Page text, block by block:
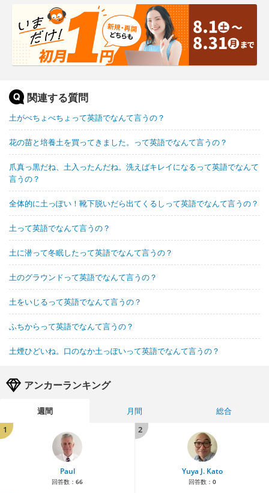
関連する質問
土がべちょべちょって英語でなんて言うの？
花の苗と培養土を買ってきました。って英語でなんて言うの？
爪真っ黒だね、土入ったんだね。洗えばキレイになるって英語でなんて
言うの？
全体的に土っぽい！靴下脱いだら出てくるしって英語でなんて言うの？
土って英語でなんて言うの？
土に潜って冬眠したって英語でなんて言うの？
土のグラウンドって英語でなんて言うの？
土をいじるって英語でなんて言うの？
ふちからって英語でなんて言うの？
土煙ひどいね。口のなか土っぽいって英語でなんて言うの？
アンカーランキング
週間 月間
総合
1
Paul
回答数： 66
2
Yuya J. Kato
回答数： 0